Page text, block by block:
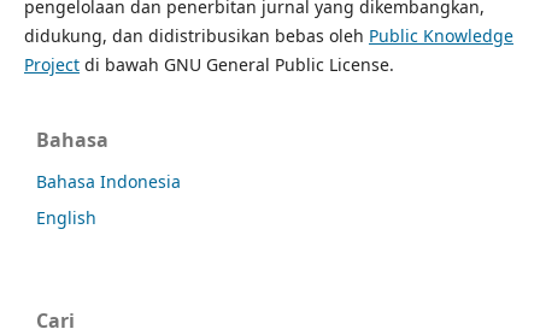
pengelolaan dan penerbitan jurnal yang dikembangkan,
didukung, dan didistribusikan bebas oleh Public Knowledge
Projectdi bawah GNU General Public License.
Bahasa
Bahasa Indonesia
English
Cari